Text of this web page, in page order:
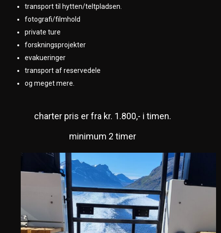
transport til hytten/teltpladsen.
fotografi/filmhold
private ture
forskningsprojekter
evakueringer
transport af reservedele
og meget mere.
charter pris er fra kr. 1.800,- i timen.
minimum 2 timer